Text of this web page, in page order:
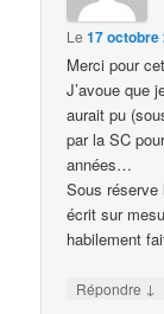
Le17 octobre
Merci pour
J’avoue que
aurait pu
par la SC
années…
Sous réserve
écrit sur
habilement
Répondre ↓